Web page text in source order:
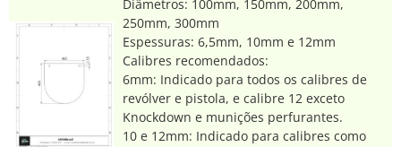
Diâmetros: 100mm, 150mm, 200mm,
250mm, 300mm
Espessuras: 6,5mm, 10mm e 12mm
Calibres recomendados:
6mm: Indicado para todos os calibres de
revólver e pistola, e calibre 12 exceto
Knockdown e munições perfurantes.
10 e 12mm: Indicado para calibres como